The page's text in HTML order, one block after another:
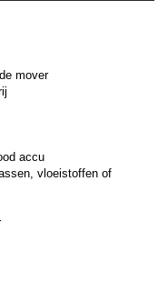
mover
accu
vloeistoffen of